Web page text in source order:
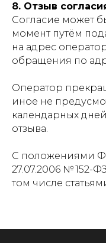
8. Отзыв
Согласие может
момент путём
на адрес
обращения по
Оператор
иное не
календарных
отзыва.
С положениями
27.07.2006 № 152-
том числе